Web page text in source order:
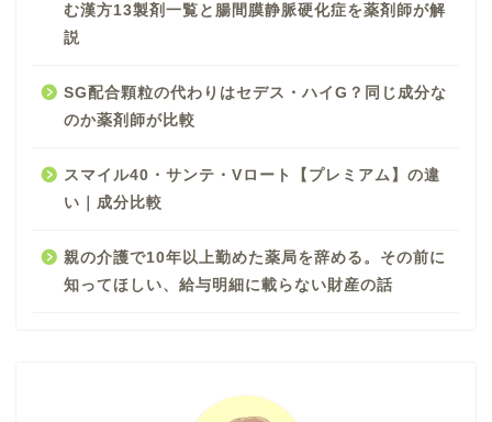
む漢方13製剤一覧と腸間膜静脈硬化症を薬剤師が解
説
SG配合顆粒の代わりはセデス・ハイG？同じ成分な
のか薬剤師が比較
スマイル40・サンテ・Vロート【プレミアム】の違
い｜成分比較
親の介護で10年以上勤めた薬局を辞める。その前に
知ってほしい、給与明細に載らない財産の話